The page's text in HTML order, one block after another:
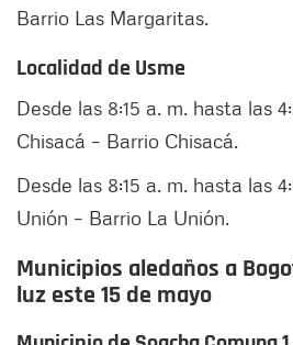
Barrio Las Margaritas.
Localidad de Usme
Desde las 8:15 a. m. hasta las
Chisacá – Barrio Chisacá.
Desde las 8:15 a. m. hasta las
Unión – Barrio La Unión.
Municipios aledaños a
luz este 15 de mayo